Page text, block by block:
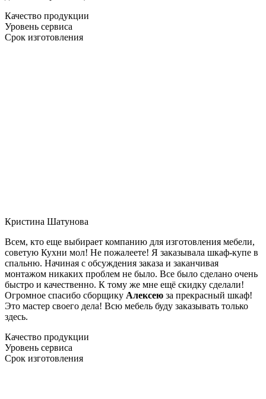
Качество продукции
Уровень сервиса
Срок изготовления
Кристина Шатунова
Всем, кто еще выбирает компанию для изготовления мебели,
советую Кухни мол! Не пожалеете! Я заказывала шкаф-купе в
спальню. Начиная с обсуждения заказа и заканчивая
монтажом никаких проблем не было. Все было сделано очень
быстро и качественно. К тому же мне ещё скидку сделали!
Огромное спасибо сборщику Алексею за прекрасный шкаф!
Это мастер своего дела! Всю мебель буду заказывать только
здесь.
Качество продукции
Уровень сервиса
Срок изготовления